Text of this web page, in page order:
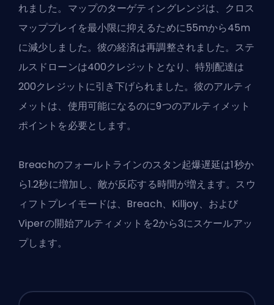
れました。マップのターゲティングレンジは、クロス
マッププレイを最小限に抑えるために55mから45m
に減少しました。彼の経済は再調整されました。ステ
ルスドローンは400クレジットとなり、特別配達は
200クレジットに引き下げられました。彼のアルティ
メットは、使用可能になるのに9つのアルティメット
ポイントを必要とします。
Breachのフォールトラインのスタン起爆遅延は1秒か
ら1.2秒に増加し、敵が反応する時間が増えます。スウ
ィフトプレイモードは、Breach、Killjoy、および
Viperの開始アルティメットを2から3にスケールアッ
プします。